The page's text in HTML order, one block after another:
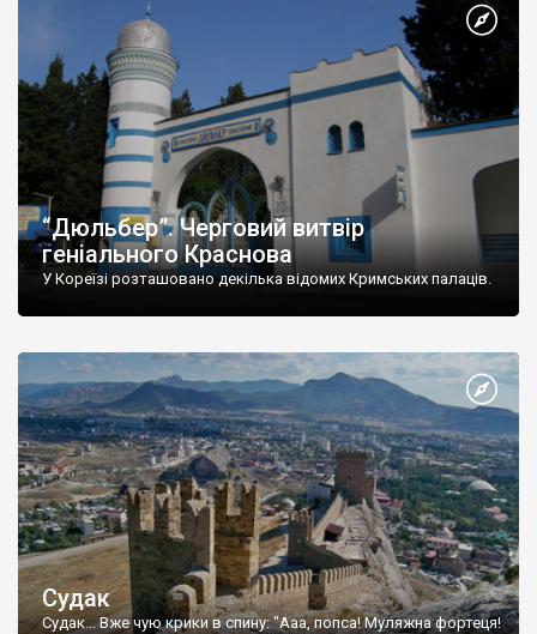
“Дюльбер”. Черговий витвір
геніального Краснова
У Кореїзі розташовано декілька відомих Кримських палаців.
Судак
Судак... Вже чую крики в спину: "Ааа, попса! Муляжна фортеця!